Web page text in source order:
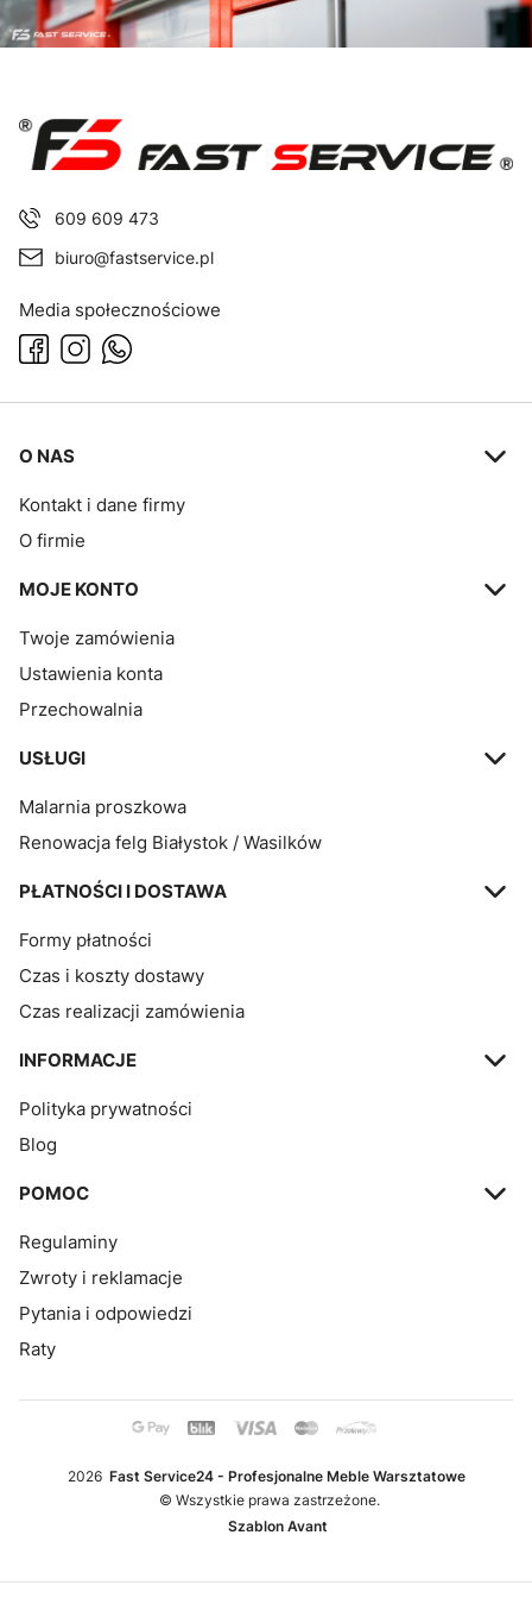
609 609 473
biuro@fastservice.pl
Media społecznościowe
Linki w stopce
O NAS
Kontakt i dane firmy
O firmie
MOJE KONTO
Twoje zamówienia
Ustawienia konta
Przechowalnia
USŁUGI
Malarnia proszkowa
Renowacja felg Białystok / Wasilków
PŁATNOŚCI I DOSTAWA
Formy płatności
Czas i koszty dostawy
Czas realizacji zamówienia
INFORMACJE
Polityka prywatności
Blog
POMOC
Regulaminy
Zwroty i reklamacje
Pytania i odpowiedzi
Raty
2026 Fast Service24 - Profesjonalne Meble Warsztatowe
© Wszystkie prawa zastrzeżone.
Szablon Avant